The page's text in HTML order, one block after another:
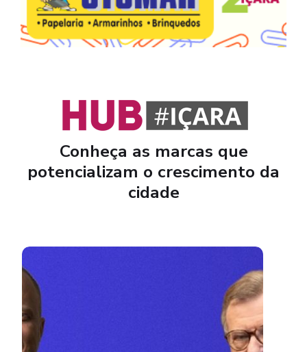
Conheça as marcas que
potencializam o crescimento da
cidade